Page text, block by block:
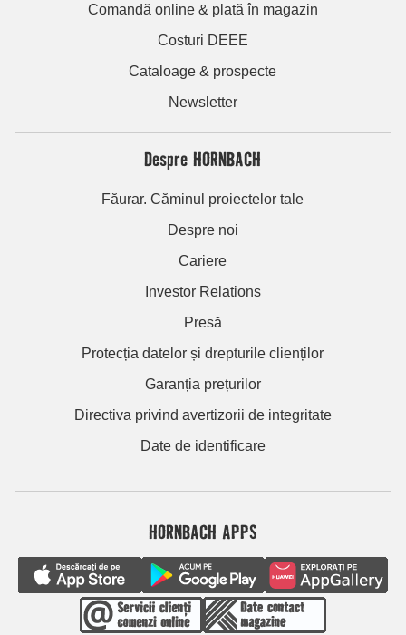
Comandă online & plată în magazin
Costuri DEEE
Cataloage & prospecte
Newsletter
Despre HORNBACH
Făurar. Căminul proiectelor tale
Despre noi
Cariere
Investor Relations
Presă
Protecția datelor și drepturile clienților
Garanția prețurilor
Directiva privind avertizorii de integritate
Date de identificare
HORNBACH APPS